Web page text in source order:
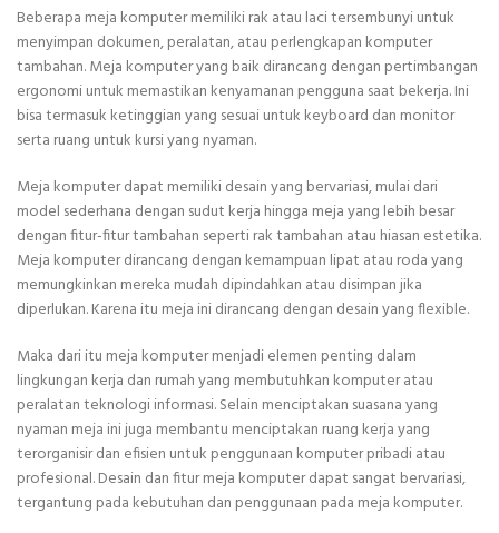
Beberapa meja komputer memiliki rak atau laci tersembunyi untuk
menyimpan dokumen, peralatan, atau perlengkapan komputer
tambahan. Meja komputer yang baik dirancang dengan pertimbangan
ergonomi untuk memastikan kenyamanan pengguna saat bekerja. Ini
bisa termasuk ketinggian yang sesuai untuk keyboard dan monitor
serta ruang untuk kursi yang nyaman.
Meja komputer dapat memiliki desain yang bervariasi, mulai dari
model sederhana dengan sudut kerja hingga meja yang lebih besar
dengan fitur-fitur tambahan seperti rak tambahan atau hiasan estetika.
Meja komputer dirancang dengan kemampuan lipat atau roda yang
memungkinkan mereka mudah dipindahkan atau disimpan jika
diperlukan. Karena itu meja ini dirancang dengan desain yang flexible.
Maka dari itu meja komputer menjadi elemen penting dalam
lingkungan kerja dan rumah yang membutuhkan komputer atau
peralatan teknologi informasi. Selain menciptakan suasana yang
nyaman meja ini juga membantu menciptakan ruang kerja yang
terorganisir dan efisien untuk penggunaan komputer pribadi atau
profesional. Desain dan fitur meja komputer dapat sangat bervariasi,
tergantung pada kebutuhan dan penggunaan pada meja komputer.